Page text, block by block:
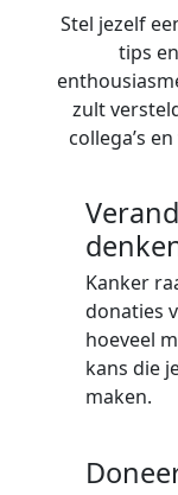
Stel jezelf
tips
zult
collega’s
Kanker
donaties
hoeveel
kans die
maken.